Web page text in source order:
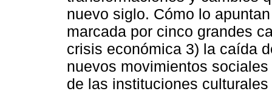
nuevo siglo. Cómo lo
marcada por cinco grandes
crisis económica 3) la caída
nuevos movimientos
de las instituciones culturales